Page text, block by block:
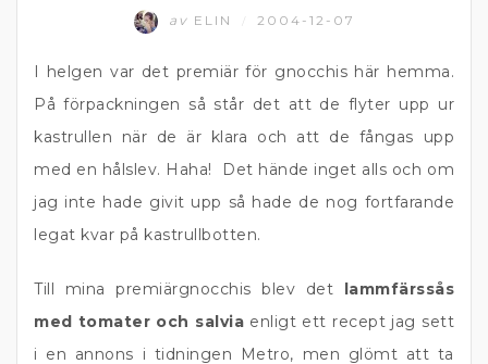
av ELIN 2004-12-07
I helgen var det premiär för gnocchis här hemma.
På förpackningen så står det att de flyter upp ur
kastrullen när de är klara och att de fångas upp
med en hålslev. Haha! Det hände inget alls och om
jag inte hade givit upp så hade de nog fortfarande
legat kvar på kastrullbotten.
Till mina premiärgnocchis blev det lammfärssås
med tomater och salvia enligt ett recept jag sett
i en annons i tidningen Metro, men glömt att ta